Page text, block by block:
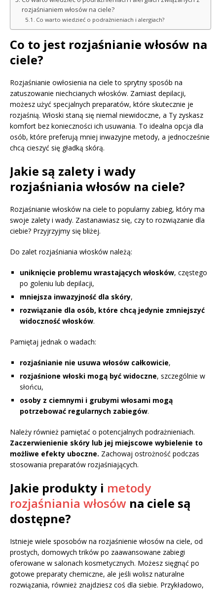
rozjaśnianiem włosów na ciele?
Co warto wiedzieć o podrażnieniach i alergiach?
Co to jest rozjaśnianie włosów na
ciele?
Rozjaśnianie owłosienia na ciele to sprytny sposób na
zatuszowanie niechcianych włosków. Zamiast depilacji,
możesz użyć specjalnych preparatów, które skutecznie je
rozjaśnią. Włoski staną się niemal niewidoczne, a Ty zyskasz
komfort bez konieczności ich usuwania. To idealna opcja dla
osób, które preferują mniej inwazyjne metody, a jednocześnie
chcą cieszyć się gładką skórą.
Jakie są zalety i wady
rozjaśniania włosów na ciele?
Rozjaśnianie włosków na ciele to popularny zabieg, który ma
swoje zalety i wady. Zastanawiasz się, czy to rozwiązanie dla
ciebie? Przyjrzyjmy się bliżej.
Do zalet rozjaśniania włosków należą:
uniknięcie problemu wrastających włosków, częstego
po goleniu lub depilacji,
mniejsza inwazyjność dla skóry,
rozwiązanie dla osób, które chcą jedynie zmniejszyć
widoczność włosków.
Pamiętaj jednak o wadach:
rozjaśnianie nie usuwa włosów całkowicie,
rozjaśnione włoski mogą być widoczne, szczególnie w
słońcu,
osoby z ciemnymi i grubymi włosami mogą
potrzebować regularnych zabiegów.
Należy również pamiętać o potencjalnych podrażnieniach.
Zaczerwienienie skóry lub jej miejscowe wybielenie to
możliwe efekty uboczne. Zachowaj ostrożność podczas
stosowania preparatów rozjaśniających.
Jakie produkty i metody
rozjaśniania włosów na ciele są
dostępne?
Istnieje wiele sposobów na rozjaśnienie włosów na ciele, od
prostych, domowych trików po zaawansowane zabiegi
oferowane w salonach kosmetycznych. Możesz sięgnąć po
gotowe preparaty chemiczne, ale jeśli wolisz naturalne
rozwiązania, również znajdziesz coś dla siebie. Przykładowo,